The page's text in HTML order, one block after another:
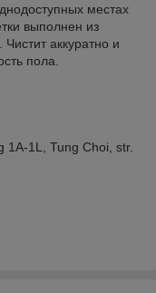
местах
выполнен из
аккуратно и
пола.
1A-1L, Tung Choi, str.